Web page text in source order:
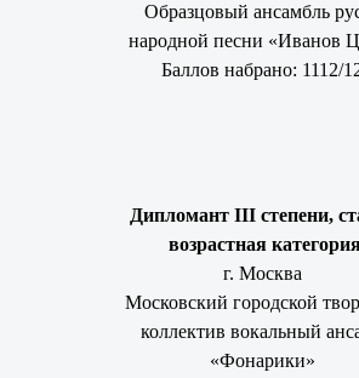
Образцовый ансамбль
народной песни «Иванов
Баллов набрано: 1112/
Дипломант III степени,
возрастная
г. Москва
Московский городской
коллектив вокальный
«Фонарики»